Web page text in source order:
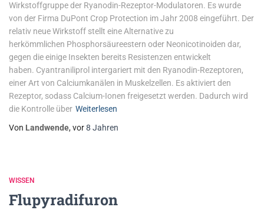
Wirkstoffgruppe der Ryanodin-Rezeptor-Modulatoren. Es wurde
von der Firma DuPont Crop Protection im Jahr 2008 eingeführt. Der
relativ neue Wirkstoff stellt eine Alternative zu
herkömmlichen Phosphorsäureestern oder Neonicotinoiden dar,
gegen die einige Insekten bereits Resistenzen entwickelt
haben. Cyantraniliprol intergariert mit den Ryanodin-Rezeptoren,
einer Art von Calciumkanälen in Muskelzellen. Es aktiviert den
Rezeptor, sodass Calcium-Ionen freigesetzt werden. Dadurch wird
die Kontrolle über Weiterlesen
Von Landwende, vor8 Jahren
WISSEN
Flupyradifuron